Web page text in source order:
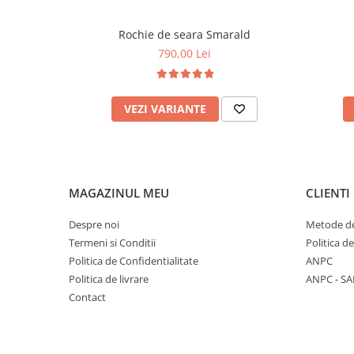
Rochie de seara Smarald
790,00 Lei
VEZI VARIANTE
MAGAZINUL MEU
Despre noi
Termeni si Conditii
Politica de Confidentialitate
Politica de livrare
Contact
CLIENTI
Metode
Politica
ANPC
ANPC -